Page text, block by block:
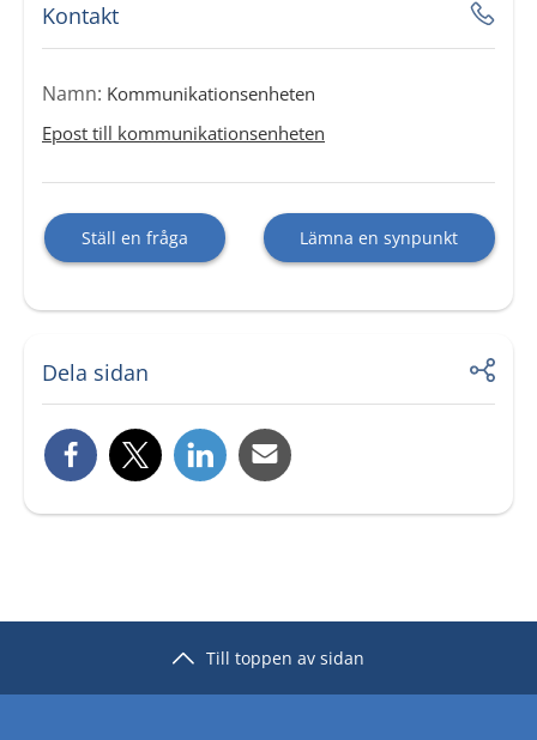
Kontakt
Namn: Kommunikationsenheten
Epost till kommunikationsenheten
Ställ en fråga Lämna en synpunkt
Dela sidan
Till toppen av sidan